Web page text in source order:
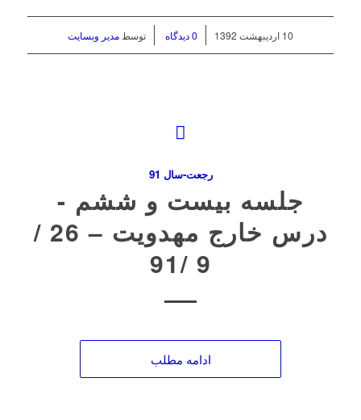
10 اردیبهشت 1392 / 0 دیدگاه توسط مدیر وبسایت
رجعت-سال 91
جلسه بیست و ششم ‌-
درس خارج مهدویت – 26 /
9 /91
ادامه مطلب